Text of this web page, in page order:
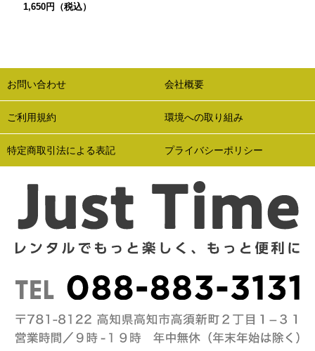
1,650円（税込）
お問い合わせ 会社概要
ご利用規約 環境への取り組み
特定商取引法による表記 プライバシーポリシー